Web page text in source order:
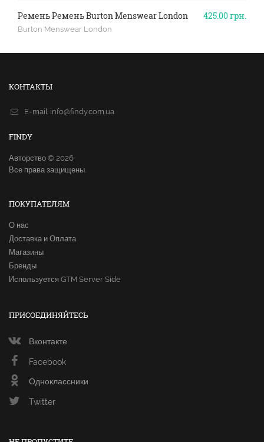
425.00грн.
Ремень Ремень Burton Menswear London
Burton Menswear London
КОНТАКТЫ
E-mail. info@findy.com.ua
FINDY
Авторство © 2026
Все права защищены.
ПОКУПАТЕЛЯМ
О нас
Доставка и Оплата
Магазины
Бренды
Используется GTM Server Side
ПРИСОЕДИНЯЙТЕСЬ
Вконтакте
Facebook
Одноклассники
Twitter